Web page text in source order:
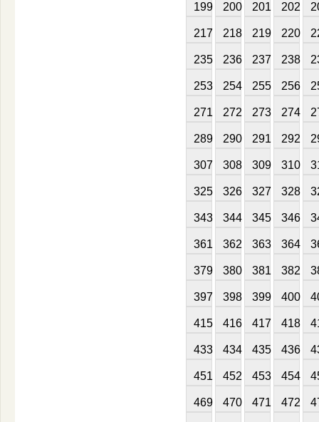
199 200 201 202
217 218 219 220
235 236 237 238
253 254 255 256
271 272 273 274
289 290 291 292
307 308 309 310
325 326 327 328
343 344 345 346
361 362 363 364
379 380 381 382
397 398 399 400
415 416 417 418
433 434 435 436
451 452 453 454
469 470 471 472